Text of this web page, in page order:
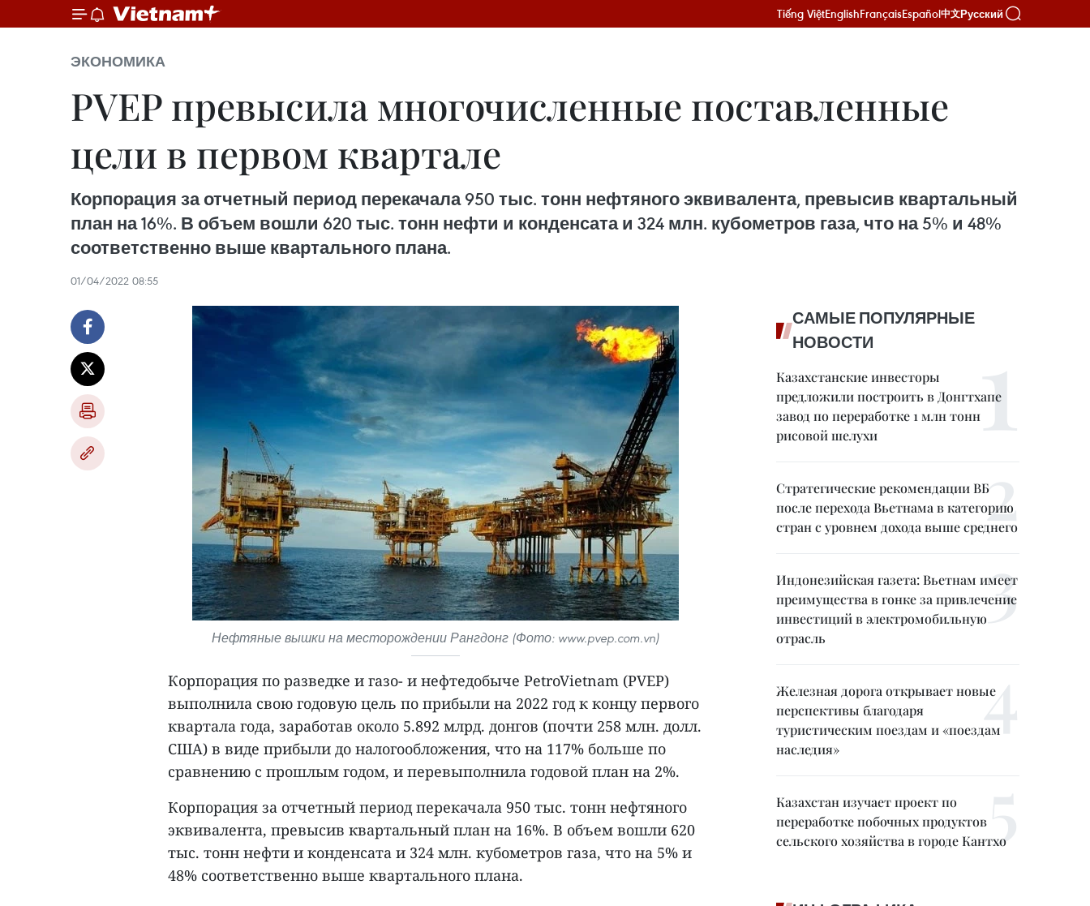
Tiếng ViệtEnglishFrançaisEspañol中文Русский
ЭКОНОМИКА
PVEP превысила многочисленные поставленные
цели в первом квартале
Корпорация за отчетный период перекачала 950 тыс. тонн нефтяного эквивалента, превысив квартальный
план на 16%. В объем вошли 620 тыс. тонн нефти и конденсата и 324 млн. кубометров газа, что на 5% и 48%
соответственно выше квартального плана.
01/04/2022 08:55
Нефтяные вышки на месторождении Рангдонг (Фото: www.pvep.com.vn)
Корпорация по разведке и газо- и нефтедобыче PetroVietnam (PVEP)
выполнила свою годовую цель по прибыли на 2022 год к концу первого
квартала года, заработав около 5.892 млрд. донгов (почти 258 млн. долл.
США) в виде прибыли до налогообложения, что на 117% больше по
сравнению с прошлым годом, и перевыполнила годовой план на 2%.
Корпорация за отчетный период перекачала 950 тыс. тонн нефтяного
эквивалента, превысив квартальный план на 16%. В объем вошли 620
тыс. тонн нефти и конденсата и 324 млн. кубометров газа, что на 5% и
48% соответственно выше квартального плана.
САМЫЕ ПОПУЛЯРНЫЕ
НОВОСТИ
Казахстанские инвесторы
предложили построить в Донгтхапе
завод по переработке 1 млн тонн
рисовой шелухи
Стратегические рекомендации ВБ
после перехода Вьетнама в категорию
стран с уровнем дохода выше среднего
Индонезийская газета: Вьетнам имеет
преимущества в гонке за привлечение
инвестиций в электромобильную
отрасль
Железная дорога открывает новые
перспективы благодаря
туристическим поездам и «поездам
наследия»
Казахстан изучает проект по
переработке побочных продуктов
сельского хозяйства в городе Кантхо